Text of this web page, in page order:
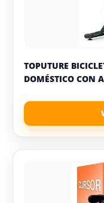
TOPUTURE
DOMÉSTICO CON